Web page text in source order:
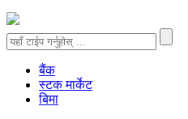
बैंक
स्टक मार्केट
बिमा